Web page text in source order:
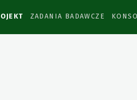
ZADANIA BADAWCZE